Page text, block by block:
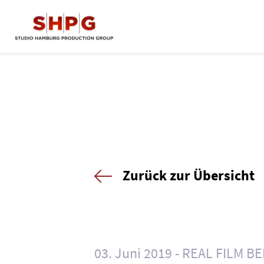
Zurück zur Übersicht
03. Juni 2019 REAL FILM